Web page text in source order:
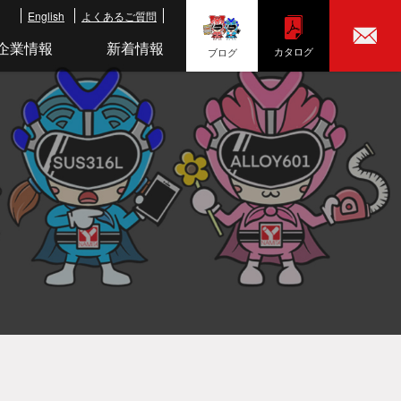
English よくあるご質問
業情報 新着情報 ブログ カタログ